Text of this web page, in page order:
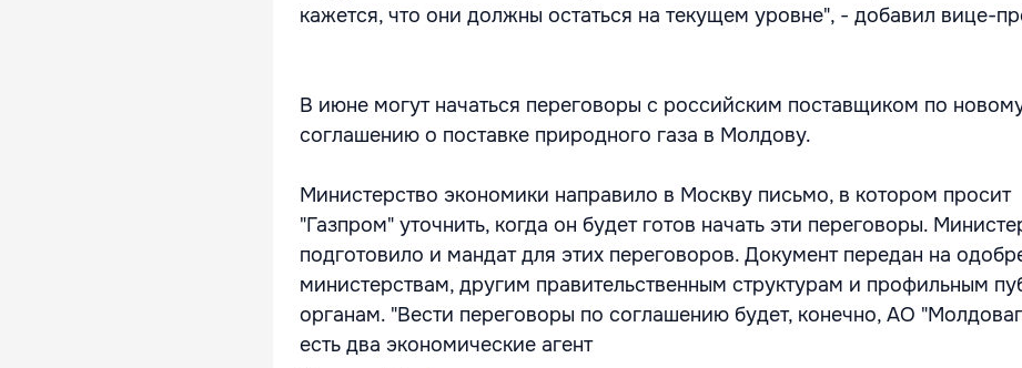
кажется, что они должны остаться на текущем уровне", - добавил вице-
В июне могут начаться переговоры с российским поставщиком по
соглашению о поставке природного газа в Молдову.
Министерство экономики направило в Москву письмо, в котором просит
"Газпром" уточнить, когда он будет готов начать эти переговоры.
подготовило и мандат для этих переговоров. Документ передан на
министерствам, другим правительственным структурам и профильным
органам. "Вести переговоры по соглашению будет, конечно, АО
есть два экономические агент